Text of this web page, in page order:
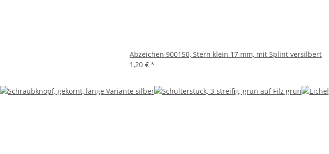
Abzeichen 900150, Stern klein 17 mm, mit Splint versilbert
1,20 € *